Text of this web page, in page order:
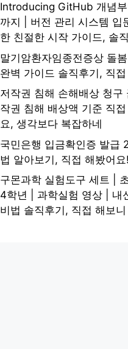
Introducing GitHub 개념
까지 | 버전 관리 시스템 입
한 친절한 시작 가이드, 솔
말기암환자임종전증상 돌봄
완벽 가이드 솔직후기, 직
저작권 침해 손해배상 청구
작권 침해 배상액 기준 직접
요, 생각보다 복잡하네
국민은행 입금확인증 발급
법 알아보기, 직접 해봤어요!
구몬과학 실험도구 세트 |
4학년 | 과학실험 영상 | 내
비법 솔직후기, 직접 해보